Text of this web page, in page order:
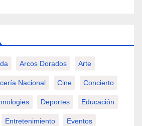
Arcos Dorados Arte
Nacional Cine Concierto
Deportes Educación
Entretenimiento Eventos